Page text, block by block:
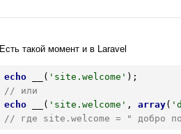
Есть такой момент и в Laravel
echo __( 'site.welcome'
// или
echo __( 'site.welcome' , array(
// где site.welcome = " добро